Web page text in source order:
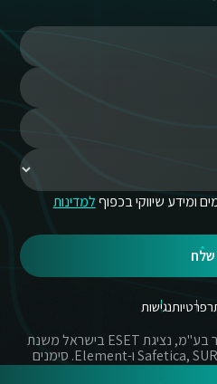
ומידע שיווקי בכפוףלמדינות
שלח
פרטיותנגישות
© כל הזכויות שמורות לקומסקיור בע"מ, נציגת ESET בישראל משנת
2004 והמפיצה הרשמית של Safetica, SURF ו-Element. סימנים
סימנים מסחריים או מותגים